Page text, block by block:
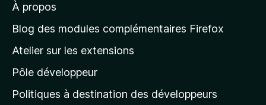
à
l
p
a
g
À propos
Blog des modules complémentaires Firefox
Atelier sur les extensions
Pôle développeur
Politiques à destination des développeurs